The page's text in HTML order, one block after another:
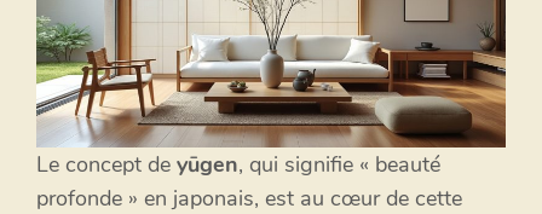
Le concept de yūgen, qui signifie « beauté
profonde » en japonais, est au cœur de cette